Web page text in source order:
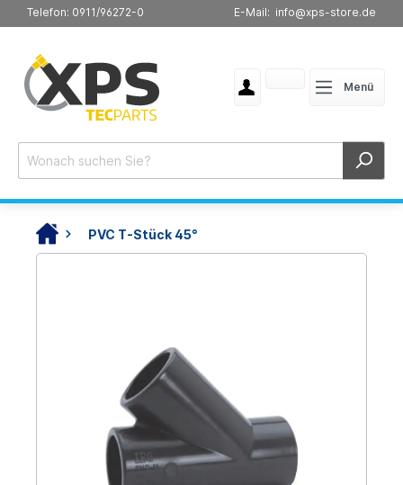
Telefon: 0911/96272-0 E-Mail: info@xps-store.de
Menü
PVC T-Stück 45°